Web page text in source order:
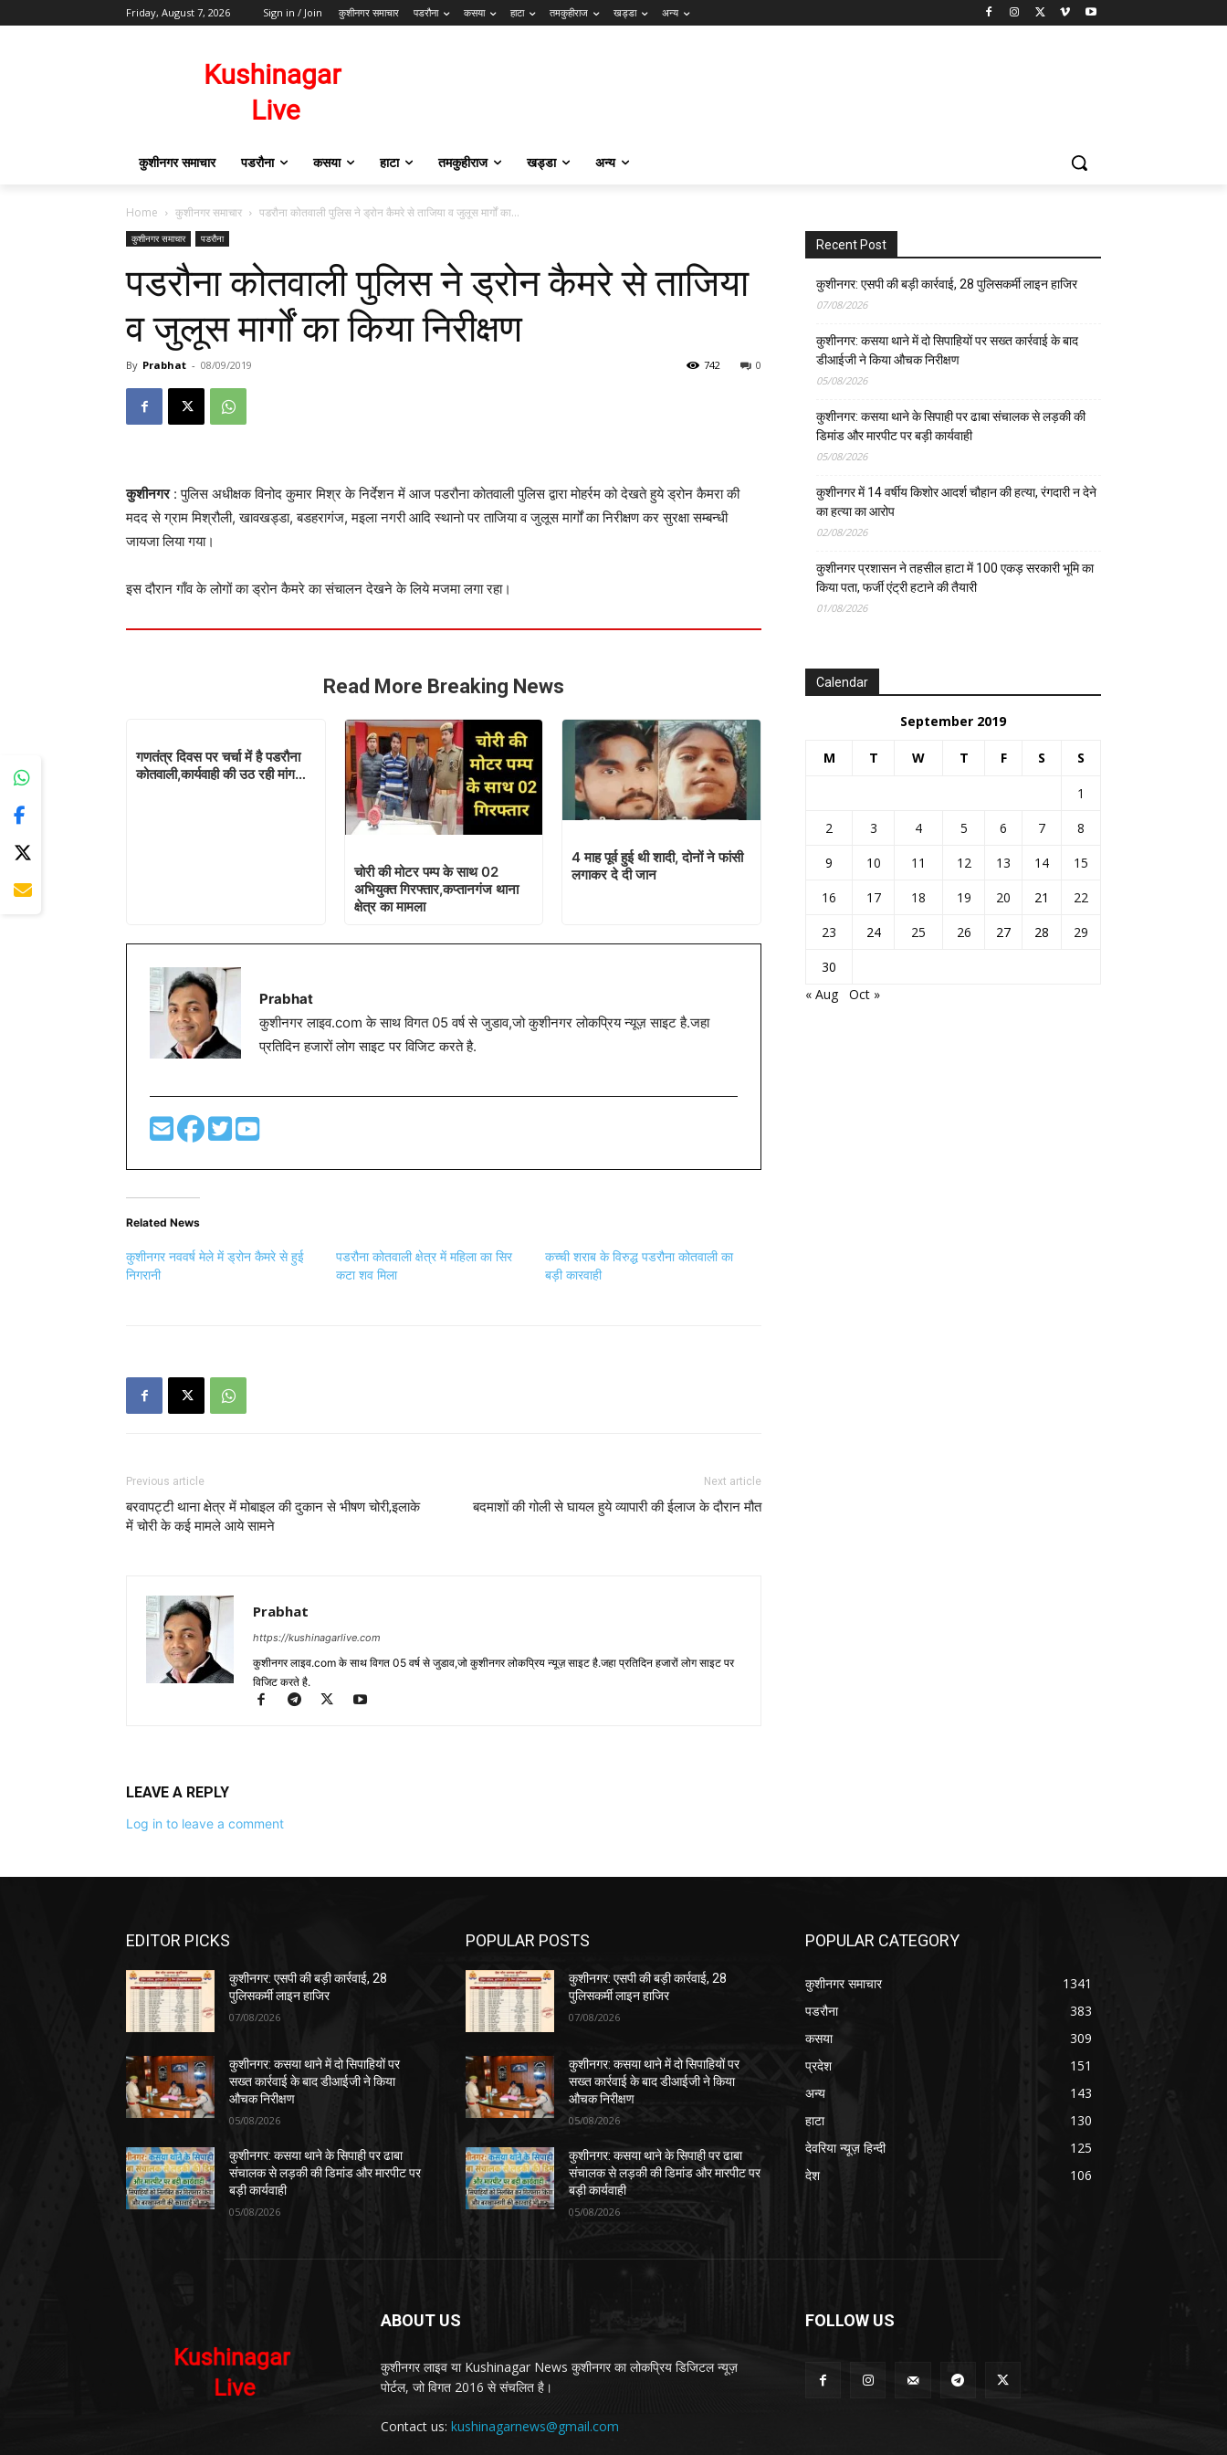
Friday, August 7, 2026 Sign in / Join कुशीनगर समाचार पडरौना कसया हाटा तमकुहीराज खड्डा अन्य
कुशीनगर समाचार पडरौना कसया हाटा तमकुहीराज खड्डा अन्य
Home कुशीनगर समाचार पडरौना कोतवाली पुलिस ने ड्रोन कैमरे से ताजिया व जुलूस मार्गों का...
कुशीनगर समाचार पडरौना
पडरौना कोतवाली पुलिस ने ड्रोन कैमरे से ताजिया
व जुलूस मार्गों का किया निरीक्षण
By Prabhat - 08/09/2019 0
742
कुशीनगर: पुलिस अधीक्षक विनोद कुमार मिश्र के निर्देशन में आज पडरौना कोतवाली पुलिस द्वारा मोहर्रम को देखते हुये ड्रोन कैमरा की
मदद से ग्राम मिश्रौली, खावखड्डा, बडहरागंज, मइला नगरी आदि स्थानो पर ताजिया व जुलूस मार्गों का निरीक्षण कर सुरक्षा सम्बन्धी
जायजा लिया गया।
इस दौरान गाँव के लोगों का ड्रोन कैमरे का संचालन देखने के लिये मजमा लगा रहा।
Read More Breaking News
गणतंत्र दिवस पर चर्चा में है पडरौना
कोतवाली,कार्यवाही की उठ रही मांग…
चोरी की मोटर पम्प के साथ 02
अभियुक्त गिरफ्तार,कप्तानगंज थाना
क्षेत्र का मामला
4 माह पूर्व हुई थी शादी, दोनों ने फांसी
लगाकर दे दी जान
Prabhat
कुशीनगर लाइव.com के साथ विगत 05 वर्ष से जुडाव,जो कुशीनगर लोकप्रिय न्यूज़ साइट है.जहा
प्रतिदिन हजारों लोग साइट पर विजिट करते है.
Related News
कुशीनगर नववर्ष मेले में ड्रोन कैमरे से हुई
निगरानी
पडरौना कोतवाली क्षेत्र में महिला का सिर
कटा शव मिला
कच्ची शराब के विरुद्ध पडरौना कोतवाली का
बड़ी कारवाही
Previous article
बरवापट्टी थाना क्षेत्र में मोबाइल की दुकान से भीषण चोरी,इलाके
में चोरी के कई मामले आये सामने
Next article
बदमाशों की गोली से घायल हुये व्यापारी की ईलाज के दौरान मौत
Prabhat
https://kushinagarlive.com
कुशीनगर लाइव.com के साथ विगत 05 वर्ष से जुडाव,जो कुशीनगर लोकप्रिय न्यूज़ साइट है.जहा प्रतिदिन हजारों लोग साइट पर
विजिट करते है.
LEAVE A REPLY
Log in to leave a comment
Recent Post
कुशीनगर: एसपी की बड़ी कार्रवाई, 28 पुलिसकर्मी लाइन हाजिर
07/08/2026
कुशीनगर: कसया थाने में दो सिपाहियों पर सख्त कार्रवाई के बाद
डीआईजी ने किया औचक निरीक्षण
05/08/2026
कुशीनगर: कसया थाने के सिपाही पर ढाबा संचालक से लड़की की
डिमांड और मारपीट पर बड़ी कार्यवाही
05/08/2026
कुशीनगर में 14 वर्षीय किशोर आदर्श चौहान की हत्या, रंगदारी न देने
का हत्या का आरोप
02/08/2026
कुशीनगर प्रशासन ने तहसील हाटा में 100 एकड़ सरकारी भूमि का
किया पता, फर्जी एंट्री हटाने की तैयारी
01/08/2026
Calendar
September 2019
M T W T F S S
1
2
3 4 5 6 7
8
9
10 11 12 13 14
15
16
17 18 19 20 21
22
23
24 25 26 27 28
29
30
« Aug
Oct »
EDITOR PICKS
कुशीनगर: एसपी की बड़ी कार्रवाई, 28
पुलिसकर्मी लाइन हाजिर
07/08/2026
कुशीनगर: कसया थाने में दो सिपाहियों पर
सख्त कार्रवाई के बाद डीआईजी ने किया
औचक निरीक्षण
05/08/2026
कुशीनगर: कसया थाने के सिपाही पर ढाबा
संचालक से लड़की की डिमांड और मारपीट पर
बड़ी कार्यवाही
05/08/2026
POPULAR POSTS
कुशीनगर: एसपी की बड़ी कार्रवाई, 28
पुलिसकर्मी लाइन हाजिर
07/08/2026
कुशीनगर: कसया थाने में दो सिपाहियों पर
सख्त कार्रवाई के बाद डीआईजी ने किया
औचक निरीक्षण
05/08/2026
कुशीनगर: कसया थाने के सिपाही पर ढाबा
संचालक से लड़की की डिमांड और मारपीट पर
बड़ी कार्यवाही
05/08/2026
POPULAR CATEGORY
कुशीनगर समाचार
1341
पडरौना
383
कसया
309
प्रदेश
151
अन्य
143
हाटा
130
देवरिया न्यूज़ हिन्दी
125
देश
106
ABOUT US
कुशीनगर लाइव या Kushinagar News कुशीनगर का लोकप्रिय डिजिटल न्यूज़
पोर्टल, जो विगत 2016 से संचलित है।
Contact us: kushinagarnews@gmail.com
FOLLOW US